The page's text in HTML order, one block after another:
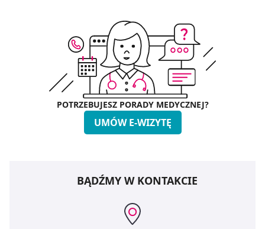
POTRZEBUJESZ PORADY MEDYCZNEJ?
UMÓW E-WIZYTĘ
BĄDŹMY W KONTAKCIE